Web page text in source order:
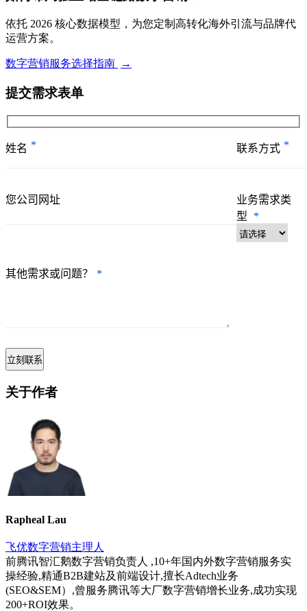
依托 2026 核心数据模型，为您定制高转化海外引流与品牌代
运营方案。
数字营销服务选择指南 →
提交需求表单
姓名 * 联系方式 *
您公司网址
业务需求类
型
*
其他需求或问题？ *
关于作者
Rapheal Lau
飞优数字营销主理人
前腾讯智汇鹅数字营销负责人 ,10+年国内外数字营销服务实
操经验,精通B2B建站及前端设计,擅长Adtech业务
(SEO&SEM）,曾服务腾讯等大厂数字营销增长业务,成功实现
200+ROI效果。